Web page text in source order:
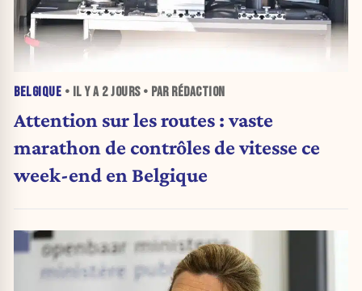
BELGIQUE • IL Y A 2 JOURS• PAR RÉDACTION
Attention sur les routes : vaste
marathon de contrôles de vitesse ce
week-end en Belgique